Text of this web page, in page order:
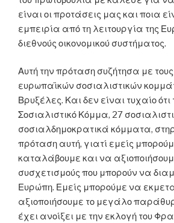
είναι οι προτάσεις μας και ποια
εμπειρία από τη λειτουργία της
διεθνούς οικονομικού συστήματος.
Αυτή την πρόταση συζήτησα με
ευρωπαϊκών σοσιαλιστικών
Βρυξέλες. Και δεν είναι τυχαίο
Σοσιαλιστικό Κόμμα, 27
σοσιαλδημοκρατικά κόμματα,
πρόταση αυτή, γιατί εμείς
καταλάβουμε και να
συσχετισμούς που μπορούν να
Ευρώπη. Εμείς μπορούμε να
αξιοποιήσουμε το μεγάλο
έχει ανοίξει με την εκλογή του